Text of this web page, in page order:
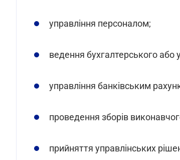
управління персоналом;
ведення бухгалтерського або
управління банківським
проведення зборів
прийняття управлінських